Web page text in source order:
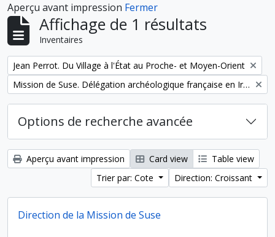
Aperçu avant impression Fermer
Affichage de 1 résultats
Inventaires
Remove filter:
Jean Perrot. Du Village à l'État au Proche- et Moyen-Orient
Remove filter:
Mission de Suse. Délégation archéologique française en Iran
Options de recherche avancée
Aperçu avant impression Card view
Table view
Trier par: Cote
Direction: Croissant
Direction de la Mission de Suse